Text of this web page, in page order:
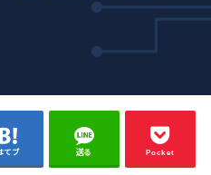
てブ 送る Pocket